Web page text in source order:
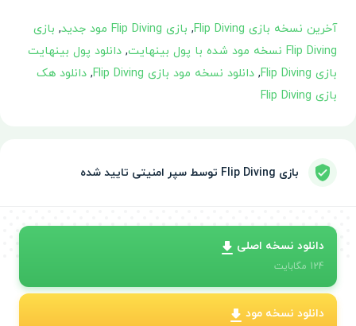
آخرین نسخه بازی Flip Diving , بازی Flip Diving مود جدید , بازی
Flip Diving نسخه مود شده با پول بینهایت
, دانلود پول بینهایت
بازی Flip Diving
, دانلود نسخه مود بازی Flip Diving , دانلود هک
بازی Flip Diving
بازی Flip Diving توسط سپر امنیتی تایید شده
دانلود نسخه اصلی
124 مگابایت
دانلود نسخه مود